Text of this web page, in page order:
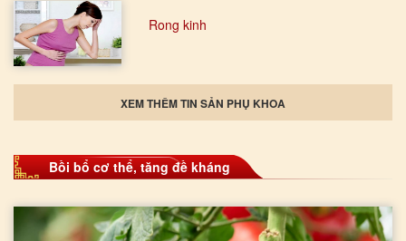
Rong kinh
XEM THÊM TIN SẢN PHỤ KHOA
Bồi bổ cơ thể, tăng đề kháng